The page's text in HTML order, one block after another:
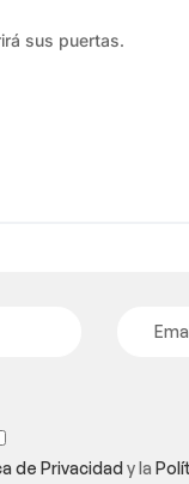
sus puertas.
de Privacidady la